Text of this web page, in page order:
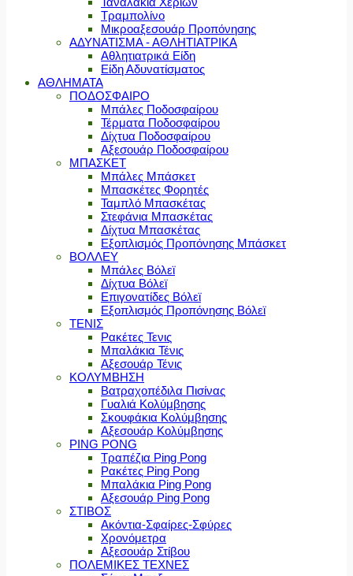
Τραμπολίνο
Μικροαξεσουάρ Προπόνησης
ΑΔΥΝΑΤΙΣΜΑ - ΑΘΛΗΤΙΑΤΡΙΚΑ
Αθλητιατρικά Είδη
Είδη Αδυνατίσματος
ΑΘΛΗΜΑΤΑ
ΠΟΔΟΣΦΑΙΡΟ
Μπάλες Ποδοσφαίρου
Τέρματα Ποδοσφαίρου
Δίχτυα Ποδοσφαίρου
Αξεσουάρ Ποδοσφαίρου
ΜΠΑΣΚΕΤ
Μπάλες Μπάσκετ
Μπασκέτες Φορητές
Ταμπλό Μπασκέτας
Στεφάνια Μπασκέτας
Δίχτυα Μπασκέτας
Εξοπλισμός Προπόνησης Μπάσκετ
ΒΟΛΛΕΥ
Μπάλες Βόλεϊ
Δίχτυα Βόλεϊ
Επιγονατίδες Βόλεϊ
Εξοπλισμός Προπόνησης Βόλεϊ
ΤΕΝΙΣ
Ρακέτες Τενις
Μπαλάκια Τένις
Αξεσουάρ Τένις
ΚΟΛΥΜΒΗΣΗ
Βατραχοπέδιλα Πισίνας
Γυαλιά Κολύμβησης
Σκουφάκια Κολύμβησης
Αξεσουάρ Κολύμβησης
PING PONG
Τραπέζια Ping Pong
Ρακέτες Ping Pong
Μπαλάκια Ping Pong
Αξεσουάρ Ping Pong
ΣΤΙΒΟΣ
Ακόντια-Σφαίρες-Σφύρες
Χρονόμετρα
Αξεσουάρ Στίβου
ΠΟΛΕΜΙΚΕΣ ΤΕΧΝΕΣ